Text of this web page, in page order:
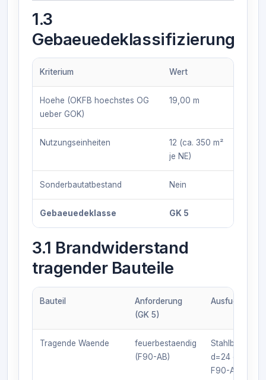
1.3
Gebaeuedeklassifizierung
Kriterium Wert
Hoehe (OKFB hoechstes OG
ueber GOK)
19,00 m
Nutzungseinheiten
12 (ca. 350 m²
je NE)
Sonderbautatbestand Nein
Gebaeuedeklasse GK 5
3.1 Brandwiderstand
tragender Bauteile
Bauteil
Anforderung
(GK 5)
Ausfuehrung
Tragende Waende
feuerbestaendig
(F90-AB)
Stahlbeton
d=24 cm,
F90-A